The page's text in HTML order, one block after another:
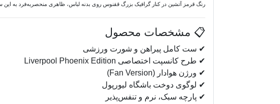
رنگ قرمز آتشین در کنار گرافیک بزرگ ققنوس روی بدنه لباس، ظاهری منحصربه‌فرد به این
📋 مشخصات محصول
✔ ست کامل پیراهن و شورت ورزشی
✔ طرح کانسپت اختصاصی Liverpool Phoenix Edition
✔ ورژن هوادار (Fan Version)
✔ لوگوی دوخت باشگاه لیورپول
✔ پارچه سبک، نرم و تنفس‌پذیر